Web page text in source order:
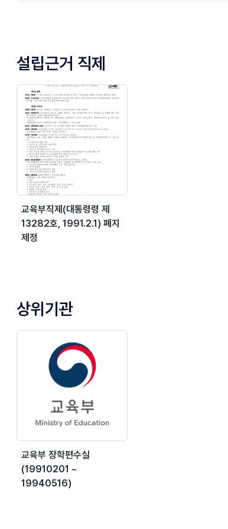
설립근거 직제
교육부직제(대통령령 제
13282호, 1991.2.1) 폐지
제정
상위기관
교육부 장학편수실
(19910201 ~
19940516)